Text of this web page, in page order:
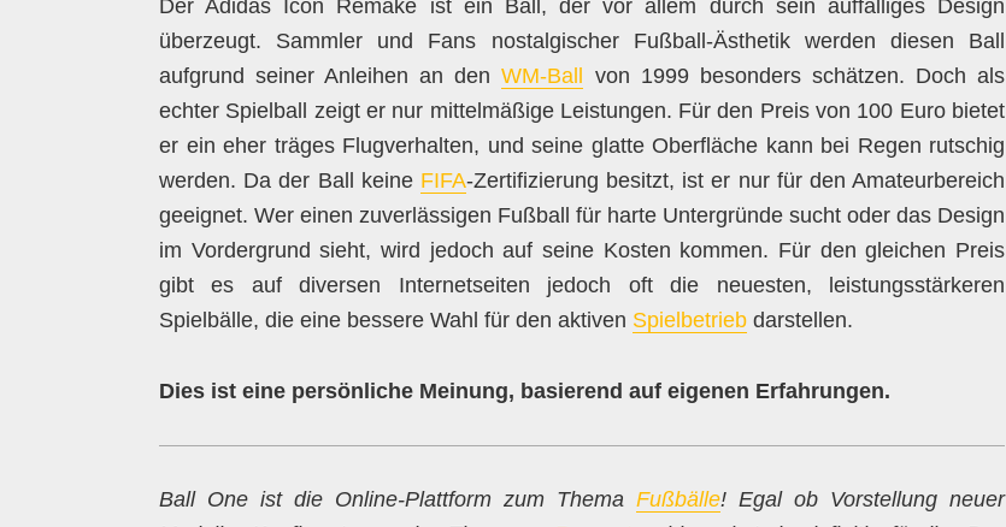
Der Adidas Icon Remake ist ein Ball, der vor allem durch sein auffälliges Design
überzeugt. Sammler und Fans nostalgischer Fußball-Ästhetik werden diesen Ball
aufgrund seiner Anleihen an denWM-Ball von 1999 besonders schätzen. Doch als
echter Spielball zeigt er nur mittelmäßige Leistungen. Für den Preis von 100 Euro bietet
er ein eher träges Flugverhalten, und seine glatte Oberfläche kann bei Regen rutschig
werden. Da der Ball keine FIFA-Zertifizierung besitzt, ist er nur für den Amateurbereich
geeignet. Wer einen zuverlässigen Fußball für harte Untergründe sucht oder das Design
im Vordergrund sieht, wird jedoch auf seine Kosten kommen. Für den gleichen Preis
gibt es auf diversen Internetseiten jedoch oft die neuesten, leistungsstärkeren
Spielbälle, die eine bessere Wahl für den aktiven Spielbetrieb darstellen.
Dies ist eine persönliche Meinung, basierend auf eigenen Erfahrungen.
Ball One ist die Online-Plattform zum Thema Fußbälle! Egal ob Vorstellung neuer